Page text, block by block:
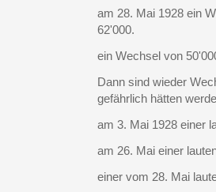
am 28. Mai 1928 ein
62'000.
ein Wechsel von
Dann sind wieder
gefährlich hätten
am 3. Mai 1928 einer
am 26. Mai einer
einer vom 28. Mai